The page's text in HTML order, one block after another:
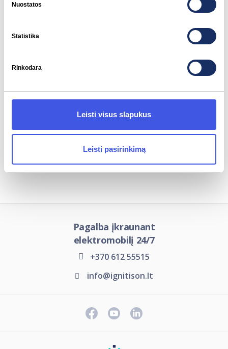
Nuostatos
Statistika
Rinkodara
Leisti visus slapukus
Leisti pasirinkimą
Įkrovimo jungčių tipai
Įkrovimo stotelių tipai
Pagalba įkraunant
elektromobilį 24/7
+370 612 55515
info@ignitison.lt